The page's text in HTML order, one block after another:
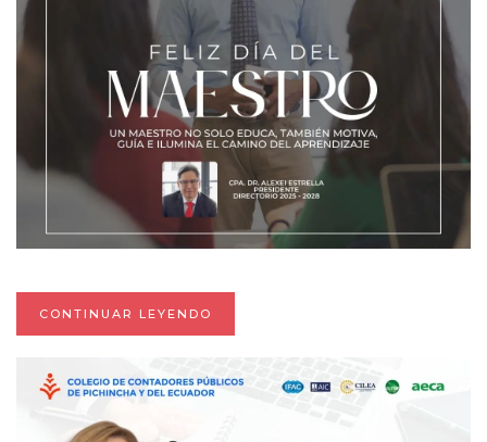
CONTINUAR LEYENDO